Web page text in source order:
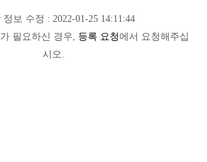
정보 수정 : 2022-01-25 14:11:44
필요하신 경우, 등록 요청에서 요청해주십
시오.